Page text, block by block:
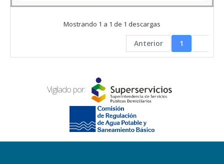
Mostrando 1 a 1 de 1 descargas
Anterior 1
Vigilado por: